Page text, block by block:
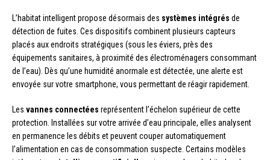
L’habitat intelligent propose désormais des systèmes intégrés de
détection de fuites. Ces dispositifs combinent plusieurs capteurs
placés aux endroits stratégiques (sous les éviers, près des
équipements sanitaires, à proximité des électroménagers consommant
de l’eau). Dès qu’une humidité anormale est détectée, une alerte est
envoyée sur votre smartphone, vous permettant de réagir rapidement.
Les vannes connectées représentent l’échelon supérieur de cette
protection. Installées sur votre arrivée d’eau principale, elles analysent
en permanence les débits et peuvent couper automatiquement
l’alimentation en cas de consommation suspecte. Certains modèles